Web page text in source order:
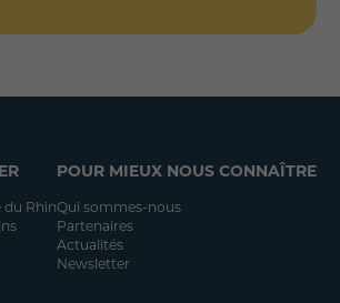
du Rhin
POUR MIEUX NOUS CONNAÎTRE
Qui sommes-nous
Partenaires
Actualités
Newsletter